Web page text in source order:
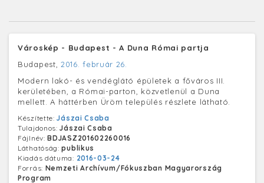
Városkép - Budapest - A Duna Római partja
Budapest, 2016. február 26.
Modern lakó- és vendéglátó épületek a főváros III.
kerületében, a Római-parton, közvetlenül a Duna
mellett. A háttérben Üröm település részlete látható.
Készítette:Jászai Csaba
Tulajdonos:Jászai Csaba
Fájlnév:BDJASZ201602260016
Láthatóság:publikus
Kiadás dátuma: 2016-03-24
Forrás: Nemzeti Archívum/Fókuszban Magyarország
Program